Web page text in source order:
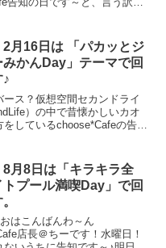
Day」で回転することに...
2月16日は 「パカッとジ
みかんDay」テーマで回
ース？仮想空間セカンドライ
）の中で昔懐かしいカオ
をしているchoose*Cafeの告知
マで回転となりました。お土
ありの装着型みかん
タ持込歓迎のお気楽なカフェ
だけでも欲しいって方もお
し下さい。
8月8日は「キラキラ全
トプール満喫Day」で回
はこんばんわ～ん
店長＠ちーです！水曜日！